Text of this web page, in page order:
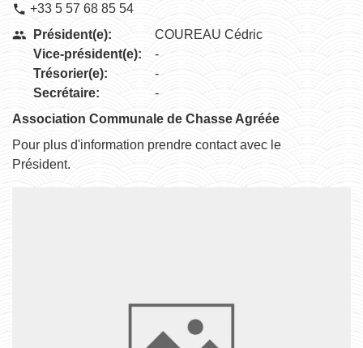
phone +33 5 57 68 85 54
people
Président(e):
Vice-président(e):
Trésorier(e):
Secrétaire:
COUREAU Cédric
-
-
-
Association Communale de Chasse Agréée
Pour plus d'information prendre contact avec le
Président.